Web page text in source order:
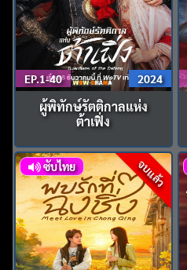
EP.1-40 2024
ผู้พิทักษ์รัตติกาลแห่ง
ต้าเฟิ่ง
จบแล้ว
ซับไทย